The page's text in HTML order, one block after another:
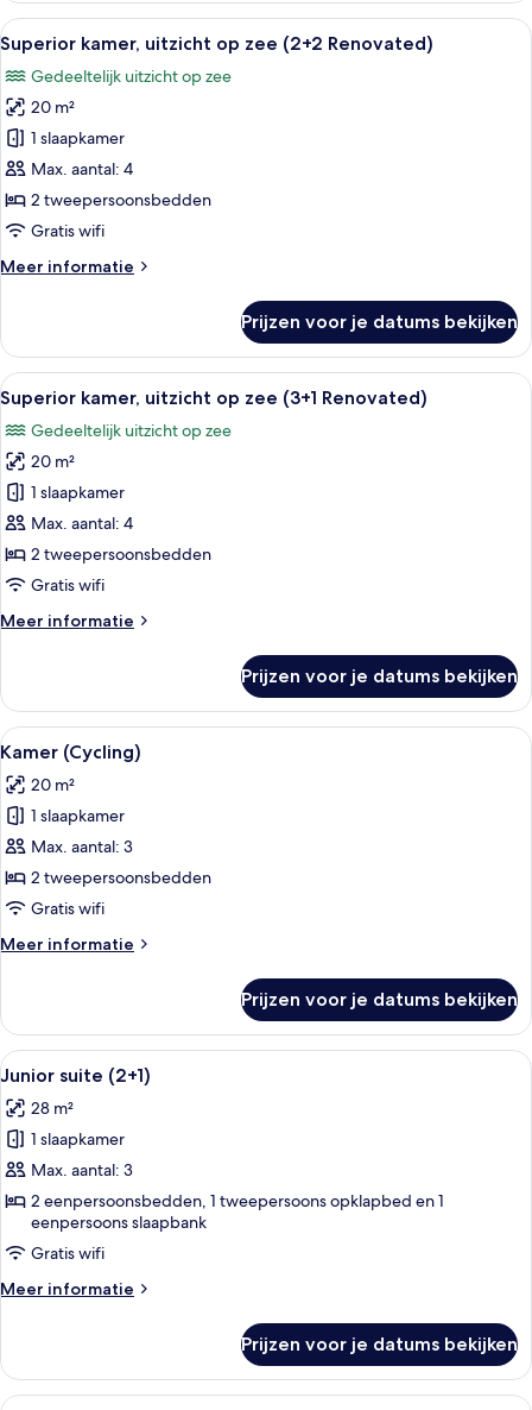
uitzicht
op
zee
(2+1
Renovated)
Alle
foto's
voor
Superior
kamer,
uitzicht
op
zee
Renovated)
Een hotelkamer met een bed,
2
Superior kamer, uitzicht op zee (2+2 Renovated)
Gedeeltelijk uitzicht op zee
20 m²
1 slaapkamer
Max. aantal: 4
2 tweepersoonsbedden
Gratis wifi
Meer informatie
Meer
kamer,
uitzicht
op
zee
(2+2
Renovated)
Prijzen voor je datums bekijken
Alle
foto's
voor
Superior
kamer,
uitzicht
op
zee
Renovated)
Een hotelkamer met een bed,
2
Superior kamer, uitzicht op zee (3+1 Renovated)
Gedeeltelijk uitzicht op zee
20 m²
1 slaapkamer
Max. aantal: 4
2 tweepersoonsbedden
Gratis wifi
Meer informatie
Meer
kamer,
uitzicht
op
(3+1
Renovated)
Prijzen voor je datums bekijken
Alle
foto's
voor
Kamer
(Cycling)
laden
Een fietsenstalling met meerdere
4
Kamer (Cycling)
20 m²
1 slaapkamer
Max. aantal: 3
2 tweepersoonsbedden
Gratis wifi
Meer informatie
Meer
(Cycling)
Prijzen voor je datums bekijken
Alle
foto's
voor
Junior
suite
(2+1)
laden
Een moderne woonkamer met een
14
Junior suite (2+1)
28 m²
1 slaapkamer
Max. aantal: 3
2 eenpersoonsbedden, 1 tweepersoons opklapbed en 1
eenpersoons slaapbank
Gratis wifi
Meer informatie
Meer
suite
(2+1)
Prijzen voor je datums bekijken
Een balkon met uitzicht op een